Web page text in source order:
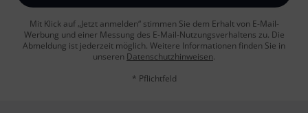
Mit Klick auf „Jetzt anmelden“ stimmen Sie dem Erhalt von E-Mail-
Werbung und einer Messung des E-Mail-Nutzungsverhaltens zu. Die
Abmeldung ist jederzeit möglich. Weitere Informationen finden Sie in
unseren Datenschutzhinweisen.
* Pflichtfeld